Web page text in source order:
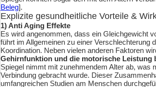
Beleg].
Explizite gesundheitliche Vorteile &
1) Anti Aging Effekte
Es wird angenommen, dass ein Gleichgewicht
führt im Allgemeinen zu einer
Koordination. Neben vielen anderen Faktoren
Gehirnfunktion und die motorische Leistung
Spiegel nimmt mit zunehmendem Alter ab, was
Verbindung gebracht wurde. Dieser
umfangreichen Studien am Menschen